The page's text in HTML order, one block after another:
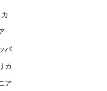
パ
カ
ア